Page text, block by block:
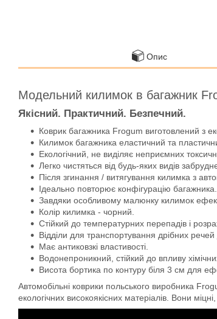
Опис
Модельний килимок в багажник
Якісний. Практичний. Безпечний.
Коврик багажника Frogum виготовлений з
Килимок багажника еластичний та
Екологічний, не виділяє неприємних
Легко чистяться від будь-яких видів
Після згинання / витягування килимка з
Ідеально повторює конфігурацію багажника.
Завдяки особливому малюнку килимок
Колір килимка - чорний.
Стійкий до температурних перепадів і
Відділи для транспортування дрібних
Має антиковзкі властивості.
Водонепроникний, стійкий до впливу
Висота бортика по контуру біля 3 см для
Автомобільні коврики польського виробника
екологічних високоякісних матеріалів. Вони